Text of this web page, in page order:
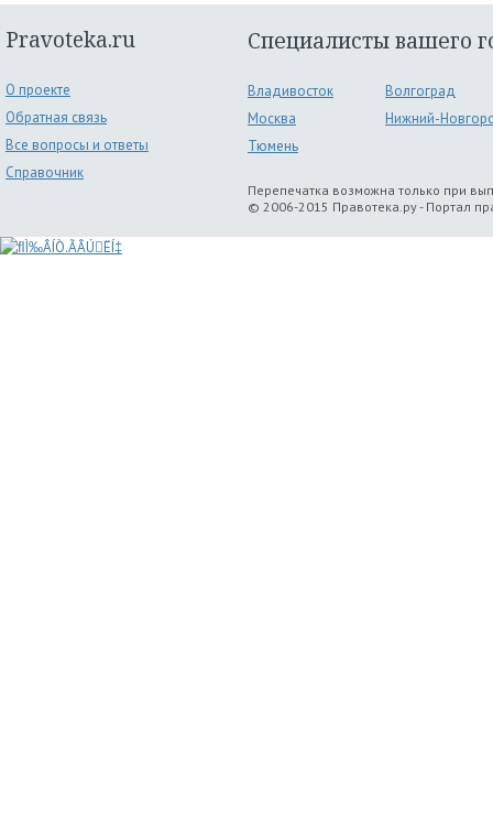
Pravoteka.ru
О проекте
Обратная связь
Все вопросы и ответы
Справочник
Специалисты вашего
Владивосток
Волгоград
Москва
Нижний-
Тюмень
Перепечатка возможна только при
© 2006-2015 Правотека.ру - Портал